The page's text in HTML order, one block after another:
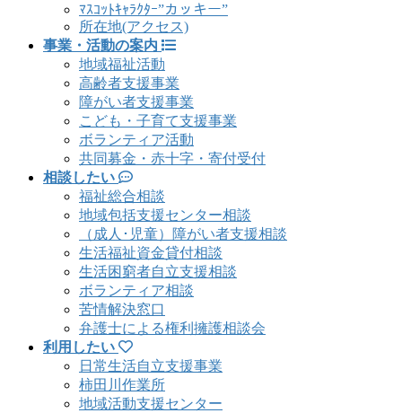
ﾏｽｺｯﾄｷｬﾗｸﾀｰ”カッキー”
所在地(アクセス)
事業・活動の案内
地域福祉活動
高齢者支援事業
障がい者支援事業
こども・子育て支援事業
ボランティア活動
共同募金・赤十字・寄付受付
相談したい
福祉総合相談
地域包括支援センター相談
（成人･児童）障がい者支援相談
生活福祉資金貸付相談
生活困窮者自立支援相談
ボランティア相談
苦情解決窓口
弁護士による権利擁護相談会
利用したい
日常生活自立支援事業
柿田川作業所
地域活動支援センター